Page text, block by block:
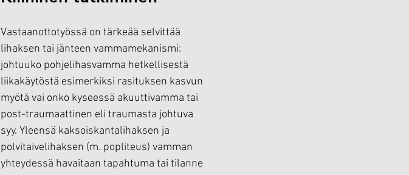
Vastaanottotyössä on tärkeää selvittää
lihaksen tai jänteen vammamekanismi:
johtuuko pohjelihasvamma hetkellisestä
liikakäytöstä esimerkiksi rasituksen kasvun
myötä vai onko kyseessä akuuttivamma tai
post-traumaattinen eli traumasta johtuva
syy. Yleensä kaksoiskantalihaksen ja
polvitaivelihaksen (m. popliteus) vamman
yhteydessä havaitaan tapahtuma tai tilanne